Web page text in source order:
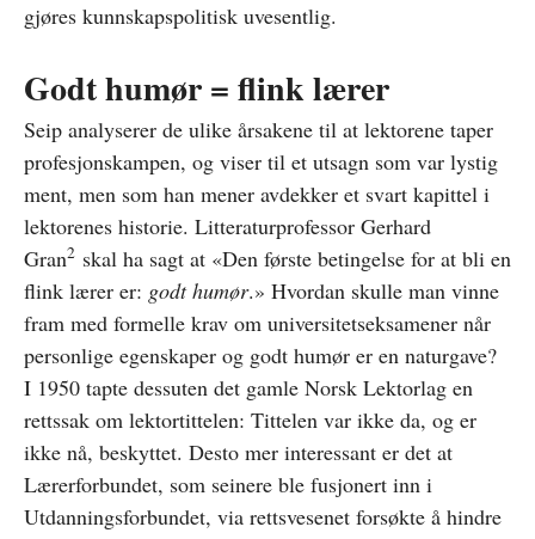
gjøres kunnskapspolitisk uvesentlig.
Godt humør = flink lærer
Seip analyserer de ulike årsakene til at lektorene taper
profesjonskampen, og viser til et utsagn som var lystig
ment, men som han mener avdekker et svart kapittel i
lektorenes historie. Litteraturprofessor Gerhard
Gran2 skal ha sagt at «Den første betingelse for at bli en
flink lærer er: godt humør.» Hvordan skulle man vinne
fram med formelle krav om universitetseksamener når
personlige egenskaper og godt humør er en naturgave?
I 1950 tapte dessuten det gamle Norsk Lektorlag en
rettssak om lektortittelen: Tittelen var ikke da, og er
ikke nå, beskyttet. Desto mer interessant er det at
Lærerforbundet, som seinere ble fusjonert inn i
Utdanningsforbundet, via rettsvesenet forsøkte å hindre